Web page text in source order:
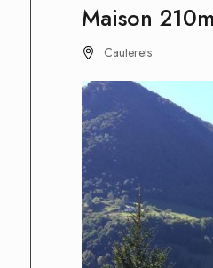
Maison
Cauterets